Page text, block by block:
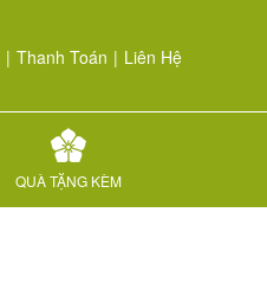
| Thanh Toán | Liên Hệ
QUÀ TẶNG KÈM